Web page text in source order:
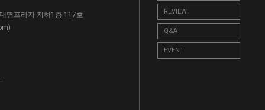
명프라자 지하1층 117호
)
REVIEW
Q&A
EVENT